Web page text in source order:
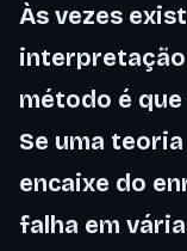
Às vezes
interpretação
método é
Se uma
encaixe do
falha em